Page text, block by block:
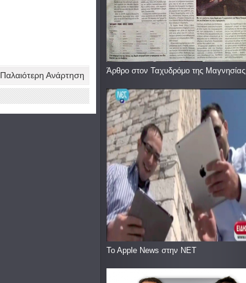
Παλαιότερη Ανάρτηση Άρθρο στον Ταχυδρόμο της Μαγνησίας
To Apple News στην ΝΕΤ